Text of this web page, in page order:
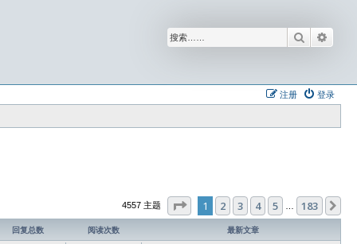
搜索
登录
注册
4557 主题 分页： 1 183
1 2 3 4 5 183
回复总数 阅读次数 最新文章